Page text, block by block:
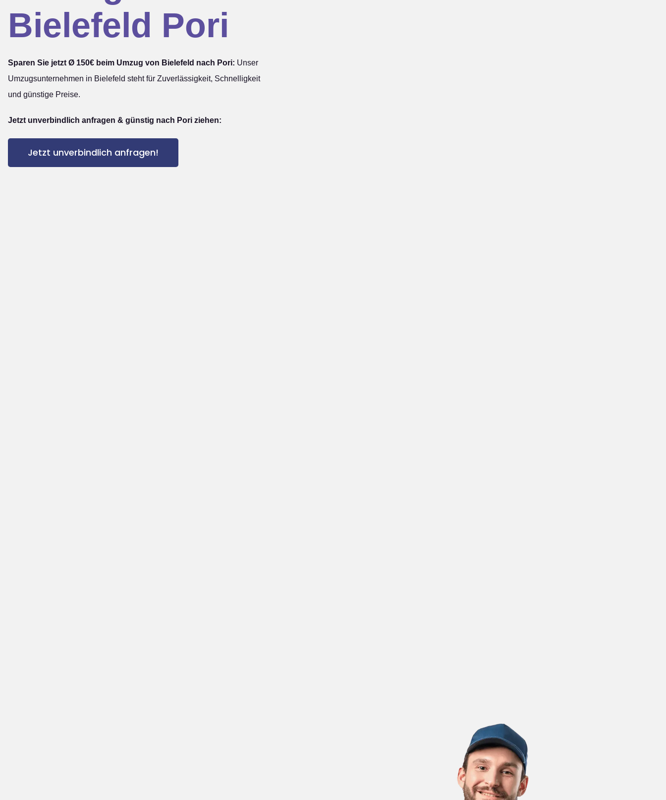
Bielefeld Pori
Sparen Sie jetzt Ø 150€ beim Umzug von Bielefeld nach Pori: Unser
Umzugsunternehmen in Bielefeld steht für Zuverlässigkeit, Schnelligkeit
und günstige Preise.
Jetzt unverbindlich anfragen & günstig nach Pori ziehen:
Jetzt unverbindlich anfragen!